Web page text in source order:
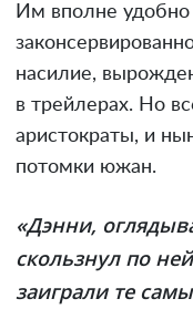
Им вполне
насилие,
в трейлерах. Но
аристократы, и
потомки южан.
«Дэнни,
скользнул по
заиграли те